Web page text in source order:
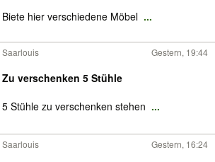
Biete hier verschiedene Möbel ...
Saarlouis Gestern, 19:44
Zu verschenken 5 Stühle
5 Stühle zu verschenken stehen ...
Saarlouis Gestern, 16:24